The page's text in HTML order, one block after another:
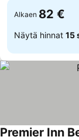
Alkaen 82 €
Näytä hinnat 15
Premier Inn